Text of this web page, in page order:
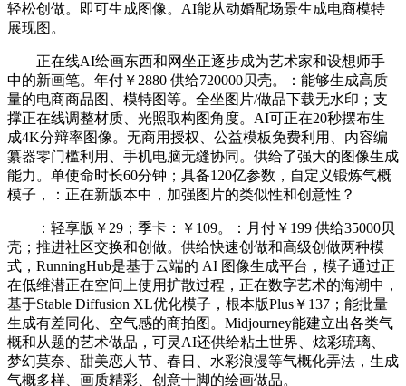
轻松创做。即可生成图像。AI能从动婚配场景生成电商模特
展现图。
正在线AI绘画东西和网坐正逐步成为艺术家和设想师手
中的新画笔。年付￥2880 供给720000贝壳。：能够生成高质
量的电商商品图、模特图等。全坐图片/做品下载无水印；支
撑正在线调整材质、光照取构图角度。AI可正在20秒摆布生
成4K分辩率图像。无商用授权、公益模板免费利用、内容编
纂器零门槛利用、手机电脑无缝协同。供给了强大的图像生成
能力。单使命时长60分钟；具备120亿参数，自定义锻炼气概
模子，：正在新版本中，加强图片的类似性和创意性？
：轻享版￥29；季卡：￥109。：月付￥199 供给35000贝
壳；推进社区交换和创做。供给快速创做和高级创做两种模
式，RunningHub是基于云端的 AI 图像生成平台，模子通过正
在低维潜正在空间上使用扩散过程，正在数字艺术的海潮中，
基于Stable Diffusion XL优化模子，根本版Plus￥137；能批量
生成有差同化、空气感的商拍图。Midjourney能建立出各类气
概和从题的艺术做品，可灵AI还供给粘土世界、炫彩琉璃、
梦幻莫奈、甜美恋人节、春日、水彩浪漫等气概化弄法，生成
气概多样、画质精彩、创意十脚的绘画做品。